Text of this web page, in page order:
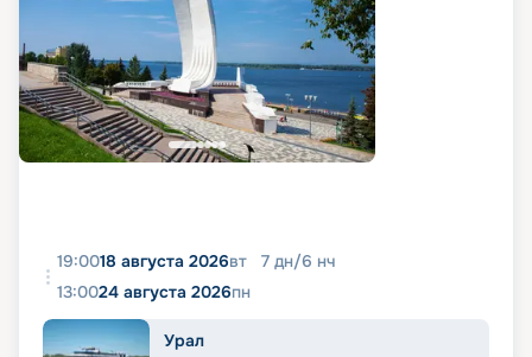
19:0018 августа 2026вт 7 дн/6 нч
13:0024 августа 2026пн
Урал